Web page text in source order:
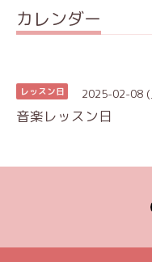
カレンダー
レッスン日 2025-02-08
音楽レッスン日